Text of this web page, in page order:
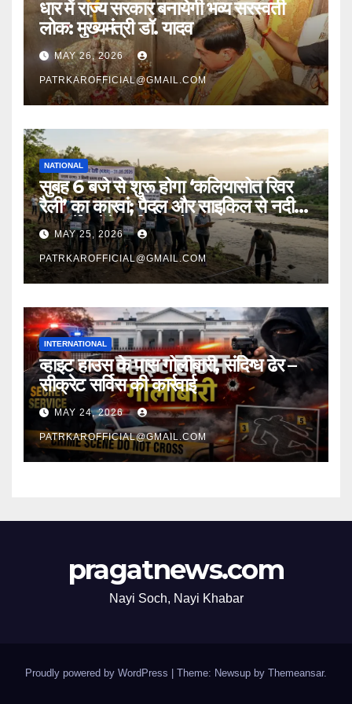
धार में राज्य सरकार बनायेगी भव्य सरस्वती
लोक: मुख्यमंत्री डॉ. यादव
MAY 26, 2026
PATRKAROFFICIAL@GMAIL.COM
NATIONAL
सुबह 6 बजे से शुरू होगा ‘कलियासोत रिवर
रैली’ का कारवां; पैदल और साइकिल से नदी
का सर्वे करेंगे पर्यावरण प्रेमी
MAY 25, 2026
PATRKAROFFICIAL@GMAIL.COM
INTERNATIONAL
व्हाइट हाउस के पास गोलीबारी, संदिग्ध ढेर –
सीक्रेट सर्विस की कार्रवाई
MAY 24, 2026
PATRKAROFFICIAL@GMAIL.COM
pragatnews.com
Nayi Soch, Nayi Khabar
Proudly powered by WordPress Theme: Newsup by Themeansar.